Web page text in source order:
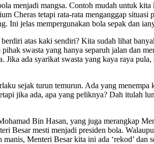
menjadi mangsa. Contoh mudah untuk
Cheras tetapi rata-rata menganggap
Ini jelas mempergunakan bola sepak dan
atas kaki sendiri? Kita sudah lihat
swasta yang hanya separuh jalan dan
Jika ada syarikat swasta yang kaya raya
sejak turun temurun. Ada yang
jika ada, apa yang peliknya? Dah itulah
Bin Hasan, yang juga merangkap
Besar mesti menjadi presiden bola.
Menteri Besar kita ini ada ‘rekod’